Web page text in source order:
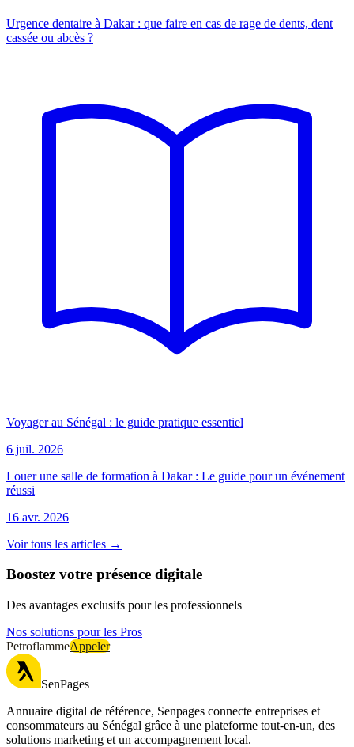
Urgence dentaire à Dakar : que faire en cas de rage de dents, dent
cassée ou abcès ?
Voyager au Sénégal : le guide pratique essentiel
6 juil. 2026
Louer une salle de formation à Dakar : Le guide pour un événement
réussi
16 avr. 2026
Voir tous les articles →
Boostez votre présence digitale
Des avantages exclusifs pour les professionnels
Nos solutions pour les Pros
PetroflammeAppeler
SenPages
Annuaire digital de référence, Senpages connecte entreprises et
consommateurs au Sénégal grâce à une plateforme tout-en-un, des
solutions marketing et un accompagnement local.